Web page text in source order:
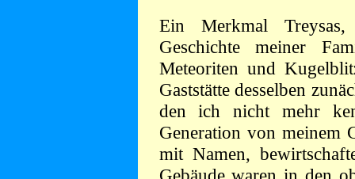
Ein Merkmal
Geschichte meiner
Meteoriten und
Gaststätte desselben
den ich nicht mehr
Generation von meinem
mit Namen,